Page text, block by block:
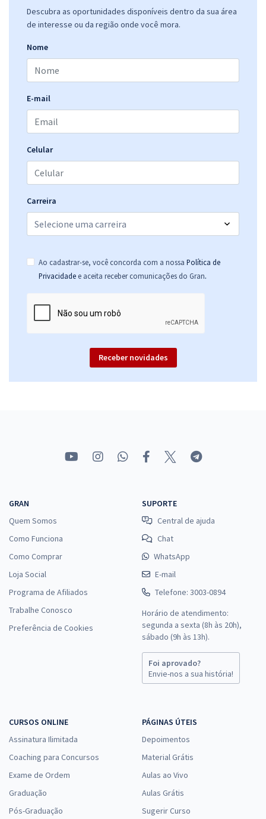
Descubra as oportunidades disponíveis dentro da sua área
de interesse ou da região onde você mora.
Nome
E-mail
Celular
Carreira
Ao cadastrar-se, você concorda com a nossa Política de
Privacidade e aceita receber comunicações do Gran.
Receber novidades
GRAN
Quem Somos
Como Funciona
Como Comprar
Loja Social
Programa de Afiliados
Trabalhe Conosco
Preferência de Cookies
SUPORTE
Central de ajuda
Chat
WhatsApp
E-mail
Telefone: 3003-0894
Horário de atendimento:
segunda a sexta (8h às 20h),
sábado (9h às 13h).
Foi aprovado?
Envie-nos a sua história!
CURSOS ONLINE
Assinatura Ilimitada
Coaching para Concursos
Exame de Ordem
Graduação
Pós-Graduação
PÁGINAS ÚTEIS
Depoimentos
Material Grátis
Aulas ao Vivo
Aulas Grátis
Sugerir Curso